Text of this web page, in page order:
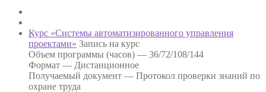
Курс «Системы автоматизированного управления
проектами» Запись на курс
Объем программы (часов) — 36/72/108/144
Формат — Дистанционное
Получаемый документ — Протокол проверки знаний по
охране труда